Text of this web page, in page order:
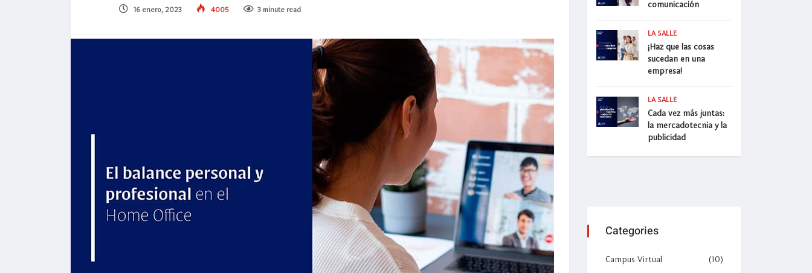
16 enero, 2023 4005 3 minute read
comunicación
LA SALLE
¡Haz que las cosas
sucedan en una
empresa!
LA SALLE
Cada vez más juntas:
la mercadotecnia y la
publicidad
Categories
Campus Virtual (10)